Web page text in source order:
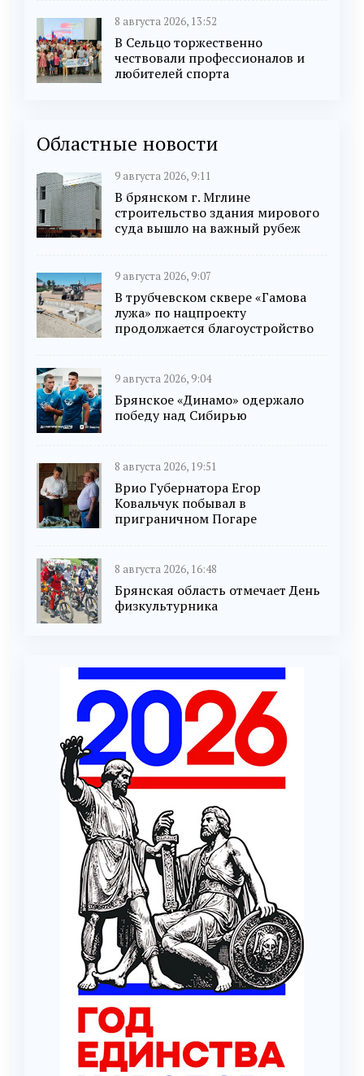
8 августа 2026, 13:52
В Сельцо торжественно
чествовали профессионалов и
любителей спорта
Областные новости
9 августа 2026, 9:11
В брянском г. Мглине
строительство здания мирового
суда вышло на важный рубеж
9 августа 2026, 9:07
В трубчевском сквере «Гамова
лужа» по нацпроекту
продолжается благоустройство
9 августа 2026, 9:04
Брянское «Динамо» одержало
победу над Сибирью
8 августа 2026, 19:51
Врио Губернатора Егор
Ковальчук побывал в
приграничном Погаре
8 августа 2026, 16:48
Брянская область отмечает День
физкультурника